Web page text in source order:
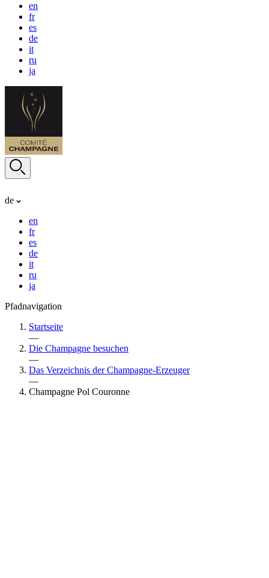
en
fr
es
de
it
ru
ja
de
en
fr
es
de
it
ru
ja
Pfadnavigation
Startseite
—
Die Champagne besuchen
—
Das Verzeichnis der Champagne-Erzeuger
—
Champagne Pol Couronne